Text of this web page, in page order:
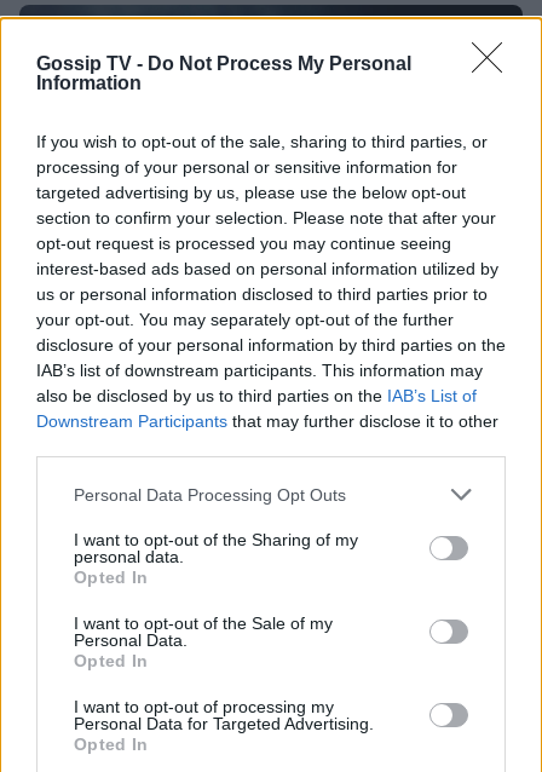
Gossip TV - Do Not Process My Personal
Information
If you wish to opt-out of the sale, sharing to third parties, or
processing of your personal or sensitive information for
targeted advertising by us, please use the below opt-out
section to confirm your selection. Please note that after your
opt-out request is processed you may continue seeing
interest-based ads based on personal information utilized by
us or personal information disclosed to third parties prior to
your opt-out. You may separately opt-out of the further
disclosure of your personal information by third parties on the
IAB’s list of downstream participants. This information may
also be disclosed by us to third parties on the IAB’s List of
Downstream Participants that may further disclose it to other
Personal Data Processing Opt Outs
I want to opt-out of the Sharing of my
personal data.
Opted In
I want to opt-out of the Sale of my
Personal Data.
Opted In
I want to opt-out of processing my
Personal Data for Targeted Advertising.
Opted In
SHOWBIZ
Αυτό ήταν το μεγάλο μυστικό του
Μητροπάνου
09:40 @21-03-2019